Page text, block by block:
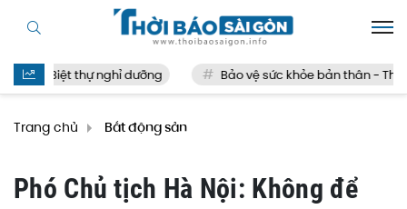
Biệt thự nghỉ dưỡng Bảo vệ sức khỏe bản thân - Thế
Trang chủ Bất động sản
Phó Chủ tịch Hà Nội: Không để